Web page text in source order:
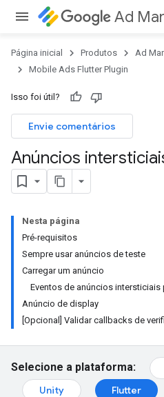
Ad
Página inicial Produtos Ad
Mobile Ads Flutter Plugin
Isso foi útil?
Envie comentários
Anúncios
Nesta página
Pré-requisitos
Sempre usar anúncios de teste
Carregar um anúncio
Eventos de anúncios intersticiais
Anúncio de display
[Opcional] Validar callbacks de
Selecione a plataforma:
Unity
Flutter